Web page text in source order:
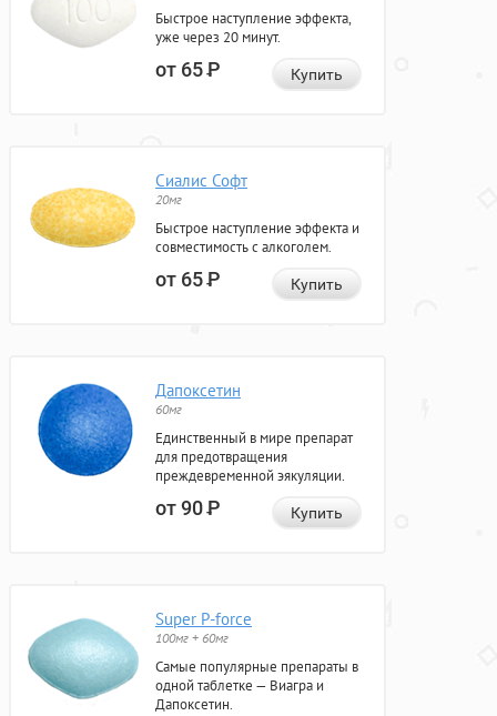
Быстрое наступление эффекта,
уже через 20 минут.
от 65Р Купить
Сиалис Софт
20мг
Быстрое наступление эффекта и
совместимость с алкоголем.
от 65Р Купить
Дапоксетин
60мг
Единственный в мире препарат
для предотвращения
преждевременной эякуляции.
от 90Р Купить
Super P-force
100мг + 60мг
Самые популярные препараты в
одной таблетке — Виагра и
Дапоксетин.